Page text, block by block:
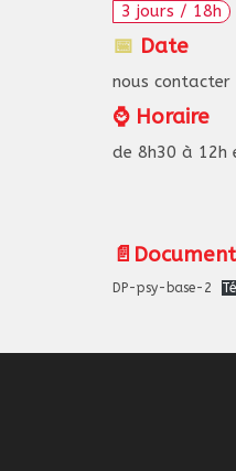
3 jours / 18h
📅 Date
nous contacter
⌚ Horaire
de 8h30 à 12h
📄
DP-psy-base-2